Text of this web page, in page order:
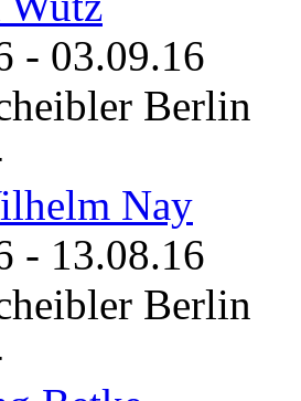
- 03.09.16
Berlin
Nay
- 13.08.16
Berlin